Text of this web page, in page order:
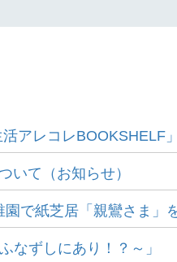
アレコレBOOKSHELF」
いて（お知らせ）
で紙芝居「親鸞さま」
なずしにあり！？～」